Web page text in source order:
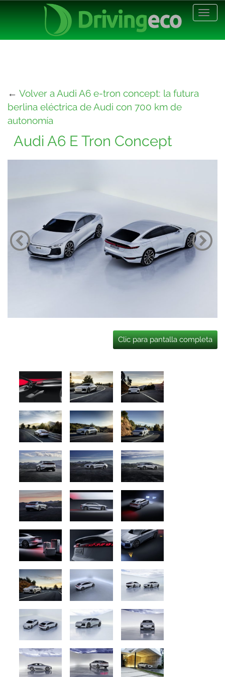
← Volver a Audi A6 e-tron concept: la futura
berlina eléctrica de Audi con 700 km de
autonomía
Audi A6 E Tron Concept
Clic para pantalla completa